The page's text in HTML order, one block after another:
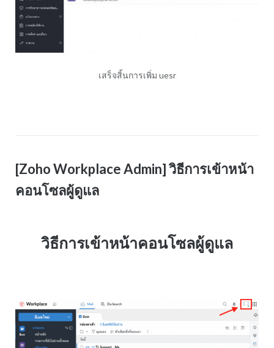
เสร็จสิ้นการเพิ่ม uesr
[Zoho Workplace Admin] วิธีการเข้าหน้า
คอนโซลผู้ดูแล
วิธีการเข้าหน้าคอนโซลผู้ดูแล